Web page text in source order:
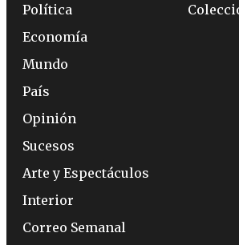
Política
Economía
Mundo
País
Opinión
Sucesos
Arte y Espectáculos
Interior
Correo Semanal